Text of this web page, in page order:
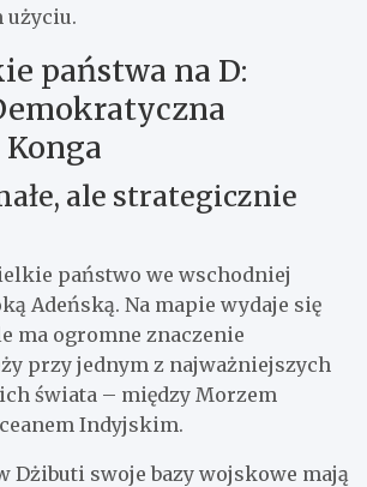
użyciu.
państwa na D:
ale strategicznie
państwo we wschodniej
Adeńską. Na mapie wydaje się
ma ogromne znaczenie
przy jednym z najważniejszych
świata – między Morzem
Indyjskim.
Dżibuti swoje bazy wojskowe mają